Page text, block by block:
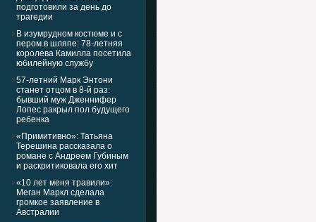
подготовили за день до
трагедии
В изумрудном костюме и с
пером в шляпе: 78-летняя
королева Камилла посетила
юбилейную службу
57-летний Марк Энтони
станет отцом в 8-й раз:
бывший муж Дженнифер
Лопес ракрыл пол будущего
ребенка
«Примитивно»: Татьяна
Терешина рассказала о
романе с Андреем Губиным
и раскритиковала его хит
«10 лет меня травили»:
Меган Маркл сделала
громкое заявление в
Австралии